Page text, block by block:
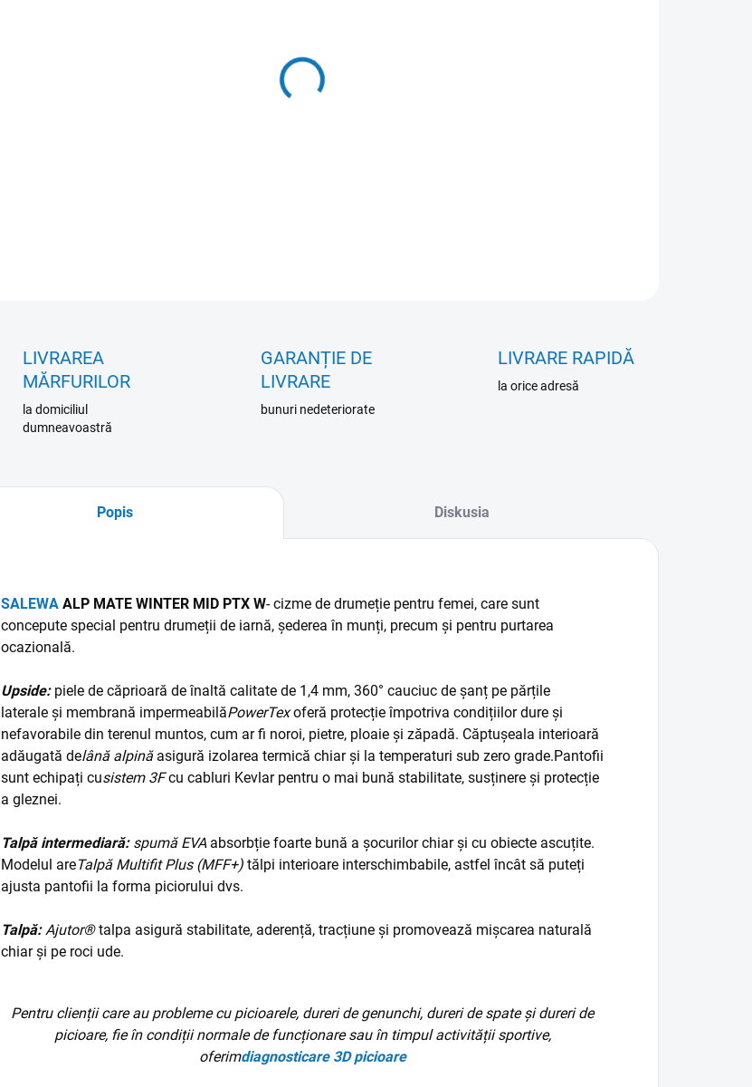
LIVRAREA
MĂRFURILOR
la domiciliul
dumneavoastră
GARANȚIE DE
LIVRARE
bunuri nedeteriorate
LIVRARE RAPIDĂ
la orice adresă
Popis Diskusia
SALEWA ALP MATE WINTER MID PTX W- cizme de drumeție pentru femei, care sunt
concepute special pentru drumeții de iarnă, șederea în munți, precum și pentru purtarea
ocazională.
Upside: piele de căprioară de înaltă calitate de 1,4 mm, 360° cauciuc de șanț pe părțile
laterale și membrană impermeabilăPowerTexoferă protecție împotriva condițiilor dure și
nefavorabile din terenul muntos, cum ar fi noroi, pietre, ploaie și zăpadă. Căptușeala interioară
adăugată delână alpinăasigură izolarea termică chiar și la temperaturi sub zero grade.Pantofii
sunt echipați cusistem 3Fcu cabluri Kevlar pentru o mai bună stabilitate, susținere și protecție
a gleznei.
Talpă intermediară: spumă EVAabsorbție foarte bună a șocurilor chiar și cu obiecte ascuțite.
Modelul areTalpă Multifit Plus (MFF+) tălpi interioare interschimbabile, astfel încât să puteți
ajusta pantofii la forma piciorului dvs.
Talpă:Ajutor®talpa asigură stabilitate, aderență, tracțiune și promovează mișcarea naturală
chiar și pe roci ude.
Pentru clienții care au probleme cu picioarele, dureri de genunchi, dureri de spate și dureri de
picioare, fie în condiții normale de funcționare sau în timpul activității sportive,
oferimdiagnosticare 3D picioare